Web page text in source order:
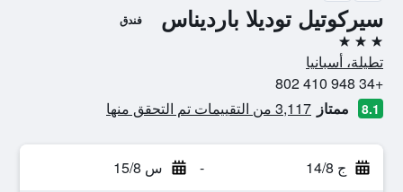
سيركوتيل توديلا بارديناس فندق
3 نجوم
تطيلة، أسبانيا
+34 948 410 802
8.1 ممتاز 3,117 من التقييمات تم التحقق منها
ج 14/8 - س 15/8